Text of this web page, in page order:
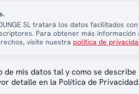
SL tratará los datos facilitados
Para obtener más información
visite nuestra política de
de mis datos tal y como se describe
detalle en la Política de Privacidad.